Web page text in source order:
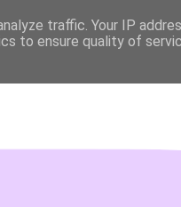
traffic. Your IP
to ensure quality of